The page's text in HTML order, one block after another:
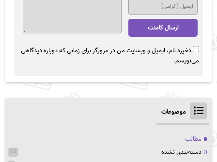
ذخیره نام، ایمیل و وبسایت من در مرورگر برای زمانی که دوباره دیدگاهی
می‌نویسم.
موضوعات
مطالب
دسته‌بندی نشده
15